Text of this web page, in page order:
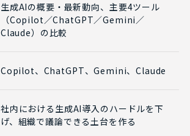
生成AIの概要・最新動向、主要4ツール
（Copilot／ChatGPT／Gemini／
Claude）の比較
Copilot、ChatGPT、Gemini、Claude
社内における生成AI導入のハードルを下
げ、組織で議論できる土台を作る